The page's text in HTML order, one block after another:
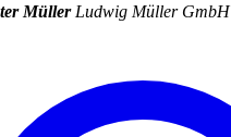
Müller Ludwig Müller GmbH